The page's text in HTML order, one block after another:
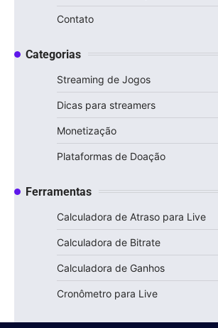
Contato
Categorias
Streaming de Jogos
Dicas para streamers
Monetização
Plataformas de Doação
Ferramentas
Calculadora de Atraso para Live
Calculadora de Bitrate
Calculadora de Ganhos
Cronômetro para Live